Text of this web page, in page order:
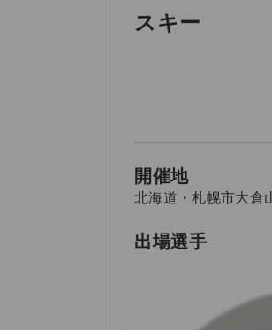
スキー
開催地
北海道・札幌市大倉
出場選手